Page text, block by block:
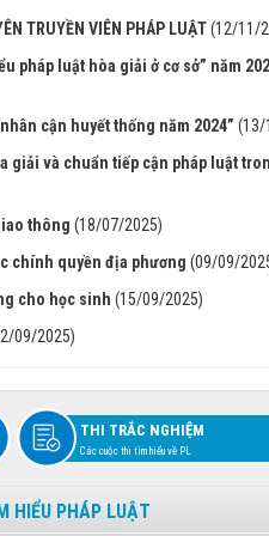
TRUYỀN VIÊN PHÁP LUẬT(12/11/
pháp luật hòa giải ở cơ sở” năm
cận huyết thống năm 2024” (13/
giải và chuẩn tiếp cận pháp luật
thông (18/07/2025)
chính quyền địa phương (09/09/
cho học sinh (15/09/2025)
09/2025)
THI TRẮC NGHIỆM
Các cuộc thi tìm hiểu về PL
HIỂU PHÁP LUẬT